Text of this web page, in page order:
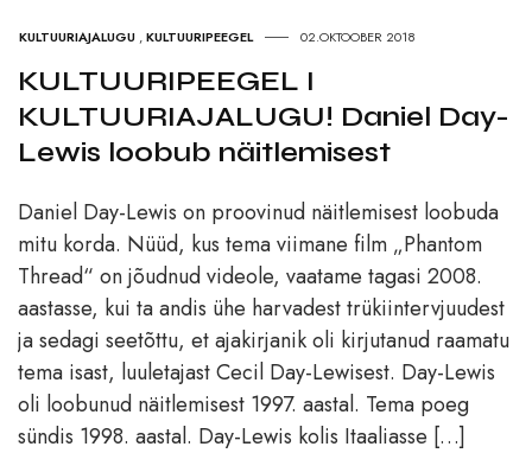
KULTUURIAJALUGU ,KULTUURIPEEGEL 02.OKTOOBER 2018
KULTUURIPEEGEL I
KULTUURIAJALUGU! Daniel Day-
Lewis loobub näitlemisest
Daniel Day-Lewis on proovinud näitlemisest loobuda
mitu korda. Nüüd, kus tema viimane film „Phantom
Thread“ on jõudnud videole, vaatame tagasi 2008.
aastasse, kui ta andis ühe harvadest trükiintervjuudest
ja sedagi seetõttu, et ajakirjanik oli kirjutanud raamatu
tema isast, luuletajast Cecil Day-Lewisest. Day-Lewis
oli loobunud näitlemisest 1997. aastal. Tema poeg
sündis 1998. aastal. Day-Lewis kolis Itaaliasse […]